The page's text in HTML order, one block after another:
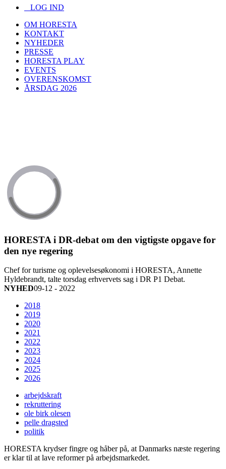
LOG IND
OM HORESTA
KONTAKT
NYHEDER
PRESSE
HORESTA PLAY
EVENTS
OVERENSKOMST
ÅRSDAG 2026
HORESTA i DR-debat om den vigtigste opgave for
den nye regering
Chef for turisme og oplevelsesøkonomi i HORESTA, Annette
Hyldebrandt, talte torsdag erhvervets sag i DR P1 Debat.
NYHED09-12 - 2022
2018
2019
2020
2021
2022
2023
2024
2025
2026
arbejdskraft
rekruttering
ole birk olesen
pelle dragsted
politik
HORESTA krydser fingre og håber på, at Danmarks næste regering
er klar til at lave reformer på arbejdsmarkedet.